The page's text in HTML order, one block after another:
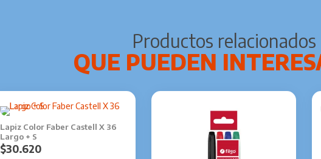
Productos relacionados
Lapiz Color Faber Castell X 36
Largo + S
$30.620